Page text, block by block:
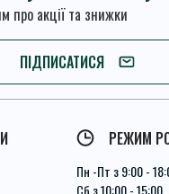
про акції та знижки
ПІДПИСАТИСЯ
ПІДПИШІТЬСЯ
РЕЖИМ
Пн -Пт з 9:00 -
Сб з 10:00 - 15:00